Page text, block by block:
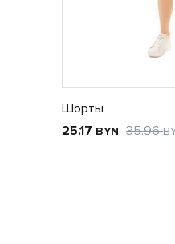
Шорты
25.17 BYN 35.96